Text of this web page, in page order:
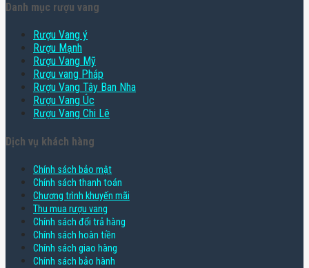
Danh mục rượu vang
Rượu Vang ý
Rượu Mạnh
Rượu Vang Mỹ
Rượu vang Pháp
Rượu Vang Tây Ban Nha
Rượu Vang Úc
Rượu Vang Chi Lê
Dịch vụ khách hàng
Chính sách bảo mật
Chính sách thanh toán
Chương trình khuyến mãi
Thu mua rượu vang
Chính sách đổi trả hàng
Chính sách hoàn tiền
Chính sách giao hàng
Chính sách bảo hành